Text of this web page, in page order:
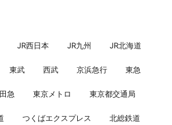
JR西日本 JR九州 JR北海道
東武 西武 京浜急行 東急
急 東京メトロ 東京都交通局
つくばエクスプレス 北総鉄道